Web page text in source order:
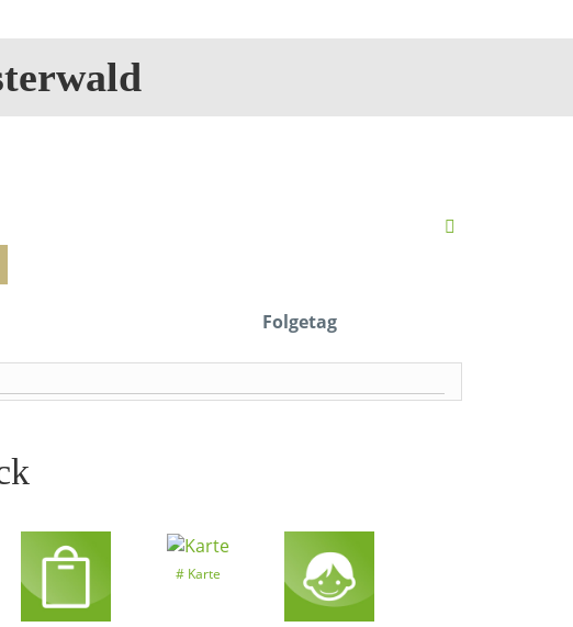
Folgetag
Karte